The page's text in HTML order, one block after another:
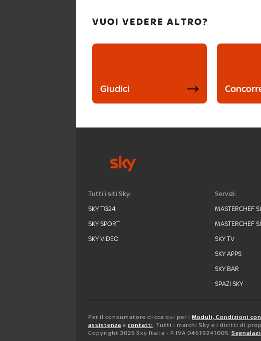
VUOI VEDERE ALTRO?
Giudici
Tutti i siti Sky:
SKY TG24
SKY SPORT
SKY VIDEO
Servizi:
MASTERCHEF
MASTERCHEF
SKY TV
SKY APPS
SKY BAR
SPAZI SKY
Per il consumatore clicca qui per i Moduli, Condizioni
assistenza e contatti. Tutti i marchi Sky e i diritti di
Copyright 2025 Sky Italia - P.IVA 04619241005.